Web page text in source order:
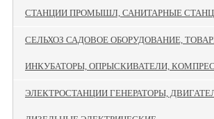
СТАНЦИИ ПРОМЫШЛ, САНИТАРНЫЕ
СЕЛЬХОЗ САДОВОЕ ОБОРУДОВАНИЕ,
ИНКУБАТОРЫ, ОПРЫСКИВАТЕЛИ,
ЭЛЕКТРОСТАНЦИИ ГЕНЕРАТОРЫ,